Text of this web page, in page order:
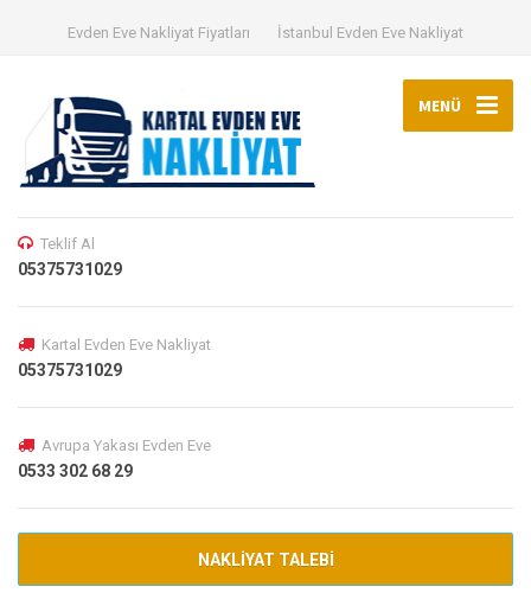
Evden Eve Nakliyat Fiyatları İstanbul Evden Eve Nakliyat
MENÜ
Teklif Al
05375731029
Kartal Evden Eve Nakliyat
05375731029
Avrupa Yakası Evden Eve
0533 302 68 29
NAKLİYAT TALEBİ